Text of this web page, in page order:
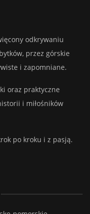
odkrywaniu
przez górskie
i zapomniane.
oraz praktyczne
i miłośników
po kroku i z pasją.